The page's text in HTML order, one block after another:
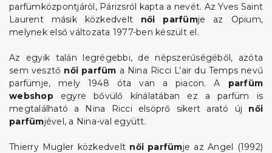
parfümközpontjáról, Párizsról kapta a nevét. Az Yves Saint
Laurent másik közkedvelt női parfümje az Opium,
melynek első változata 1977-ben készült el.
Az egyik talán legrégebbi, de népszerűségéből, azóta
sem vesztő női parfüm a Nina Ricci L’air du Temps nevű
parfümje, mely 1948 óta van a piacon. A parfüm
webshopegyre bővülő kínálatában ez a parfüm is
megtalálható a Nina Ricci elsöprő sikert arató új női
parfümjével, a Nina-val együtt.
Thierry Mugler közkedvelt női parfümje az Angel (1992)